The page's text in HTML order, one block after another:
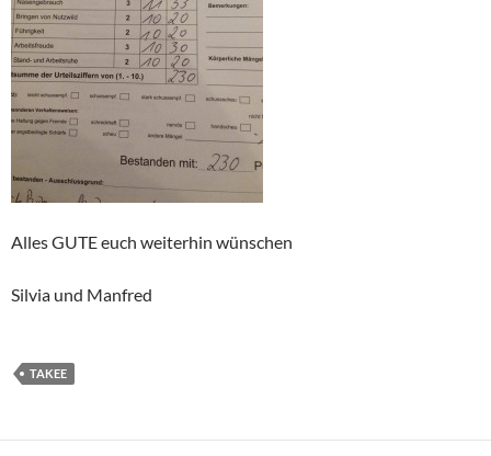
Alles GUTE euch weiterhin wünschen
Silvia und Manfred
TAKEE